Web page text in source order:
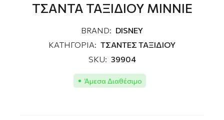
ΤΣΑΝΤΑ ΤΑΞΙΔΙΟΥ ΜΙΝΝΙΕ
BRAND: DISNEY
ΚΑΤΗΓΟΡΙΑ: ΤΣΑΝΤΕΣ ΤΑΞΙΔΙΟΥ
SKU: 39904
Άμεσα Διαθέσιμο